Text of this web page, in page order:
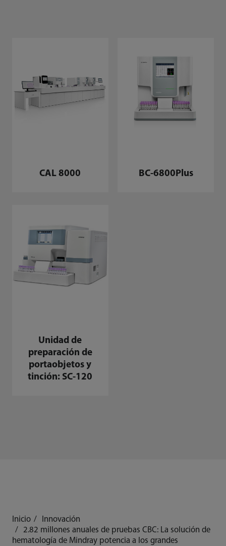
CAL 8000 BC-6800Plus
Unidad de
preparación de
portaobjetos y
tinción: SC-120
Inicio
Innovación
2.82 millones anuales de pruebas CBC: La solución de
hematología de Mindray potencia a los grandes